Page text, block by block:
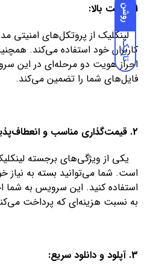
روشن
تاریک
1. امنیت بالا:
لینکلیک از پروتکل‌های امنیتی
کاربران خود استفاده می‌کند.
احراز هویت دو مرحله‌ای در این
فایل‌های شما را تضمین می‌کند.
2. قیمت‌گذاری مناسب و انعطاف‌پذیر:
یکی از ویژگی‌های برجسته
است. شما می‌توانید بسته به نیاز
استفاده کنید. این سرویس به
به نسبت هزینه‌ای که پرداخت
3. آپلود و دانلود سریع: